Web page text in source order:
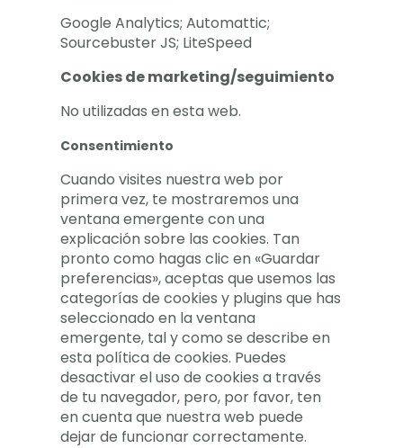
Google Analytics; Automattic;
Sourcebuster JS; LiteSpeed
Cookies de marketing/seguimiento
No utilizadas en esta web.
Consentimiento
Cuando visites nuestra web por
primera vez, te mostraremos una
ventana emergente con una
explicación sobre las cookies. Tan
pronto como hagas clic en «Guardar
preferencias», aceptas que usemos las
categorías de cookies y plugins que has
seleccionado en la ventana
emergente, tal y como se describe en
esta política de cookies. Puedes
desactivar el uso de cookies a través
de tu navegador, pero, por favor, ten
en cuenta que nuestra web puede
dejar de funcionar correctamente.